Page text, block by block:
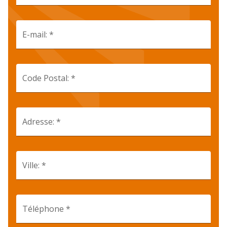
E-mail: *
Code Postal: *
Adresse: *
Ville: *
Téléphone *